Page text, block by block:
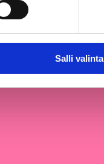
Salli valinta